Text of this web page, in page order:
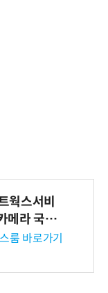
웍스서비
메라 국내
십 체결
룸 바로가기